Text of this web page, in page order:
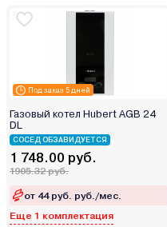
Под заказ 5 дней
Газовый котел Hubert AGB 24
DL
СОСЕД ОБЗАВИДУЕТСЯ
1 748.00 руб.
1905.32 руб.
от 44 руб. руб./мес.
Еще 1 комплектация